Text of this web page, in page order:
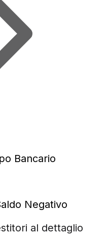
Bancario
Negativo
al dettaglio